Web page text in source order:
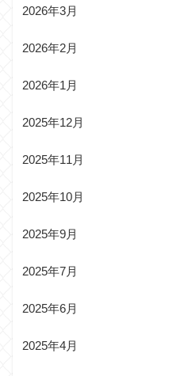
2026年3月
2026年2月
2026年1月
2025年12月
2025年11月
2025年10月
2025年9月
2025年7月
2025年6月
2025年4月